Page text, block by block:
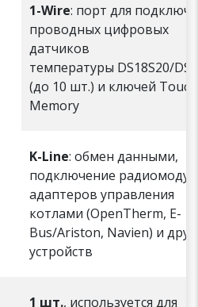
1-Wire: порт для
проводных цифровых
датчиков
температуры DS18S20/
(до 10 шт.) и ключей Touch
Memory
K-Line: обмен данными,
подключение
адаптеров управления
котлами (OpenTherm, E-
Bus/Ariston, Navien) и
устройств
1 шт., используется для